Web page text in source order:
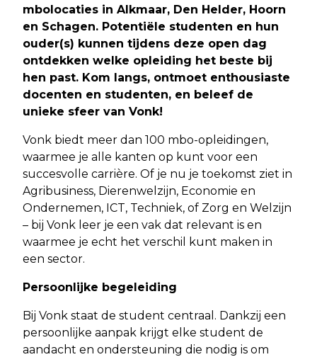
mbolocaties in Alkmaar, Den Helder, Hoorn
en Schagen. Potentiële studenten en hun
ouder(s) kunnen tijdens deze open dag
ontdekken welke opleiding het beste bij
hen past. Kom langs, ontmoet enthousiaste
docenten en studenten, en beleef de
unieke sfeer van Vonk!
Vonk biedt meer dan 100 mbo-opleidingen,
waarmee je alle kanten op kunt voor een
succesvolle carrière. Of je nu je toekomst ziet in
Agribusiness, Dierenwelzijn, Economie en
Ondernemen, ICT, Techniek, of Zorg en Welzijn
– bij Vonk leer je een vak dat relevant is en
waarmee je echt het verschil kunt maken in
een sector.
Persoonlijke begeleiding
Bij Vonk staat de student centraal. Dankzij een
persoonlijke aanpak krijgt elke student de
aandacht en ondersteuning die nodig is om